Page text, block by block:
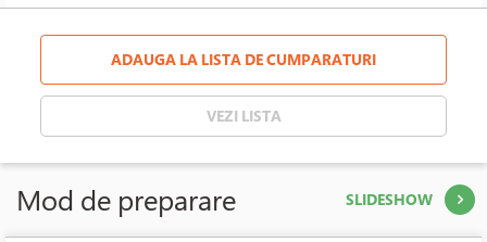
ADAUGA LA LISTA DE CUMPARATURI
VEZI LISTA
Mod de preparare SLIDESHOW